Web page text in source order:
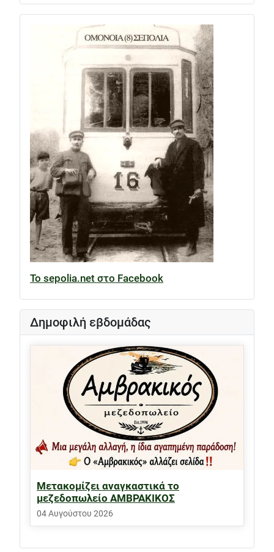
Το sepolia.net στο Facebook
Δημοφιλή εβδομάδας
Μετακομίζει αναγκαστικά το
μεζεδοπωλείο ΑΜΒΡΑΚΙΚΟΣ
04 Αυγούστου 2026